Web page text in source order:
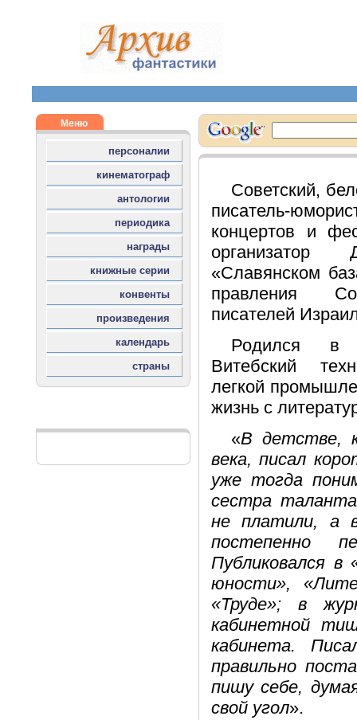
Советский,
писатель-
концертов и
«Славянском
правления
писателей
Родился в
Витебский
легкой
жизнь с
«В детстве,
века, писал
уже тогда
сестра
не платили, а
постепенно
Публиковался
юности»,
«Труде»; в
кабинетной
кабинета.
правильно
пишу себе,
свой угол».